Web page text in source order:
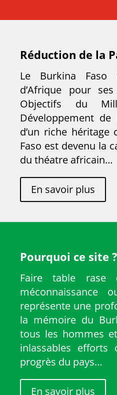
Réduction de la
Le Burkina
d’Afrique pour
Objectifs du
Développement de
d’un riche héritage
Faso est devenu la
du théatre africain…
En savoir plus
Pourquoi ce site ?
Faire table rase
méconnaissance
représente une
la mémoire du
tous les hommes
inlassables
progrès du pays…
En savoir plus